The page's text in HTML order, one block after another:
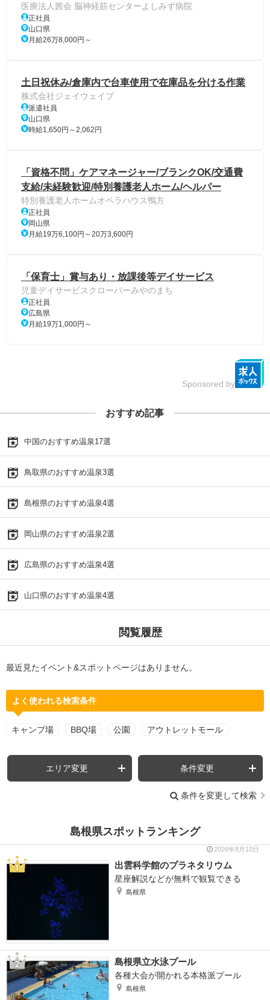
医療法人茜会 脳神経筋センターよしみず病院
正社員
山口県
月給26万8,000円～
土日祝休み/倉庫内で台車使用で在庫品を分ける作業
株式会社ジェイウェイブ
派遣社員
山口県
時給1,650円～2,062円
「資格不問」ケアマネージャー/ブランクOK/交通費
支給/未経験歓迎/特別養護老人ホーム/ヘルパー
特別養護老人ホームオペラハウス鴨方
正社員
岡山県
月給19万6,100円～20万3,600円
「保育士」賞与あり・放課後等デイサービス
児童デイサービスクローバーみやのまち
正社員
広島県
月給19万1,000円～
Sponsored by
おすすめ記事
中国のおすすめ温泉17選
鳥取県のおすすめ温泉3選
島根県のおすすめ温泉4選
岡山県のおすすめ温泉2選
広島県のおすすめ温泉4選
山口県のおすすめ温泉4選
閲覧履歴
最近見たイベント&スポットページはありません。
よく使われる検索条件
キャンプ場 BBQ場 公園 アウトレットモール
エリア変更 条件変更
条件を変更して検索
島根県スポットランキング
2026年8月10日
出雲科学館のプラネタリウム
星座解説などが無料で観覧できる
島根県
島根県立水泳プール
各種大会が開かれる本格派プール
島根県